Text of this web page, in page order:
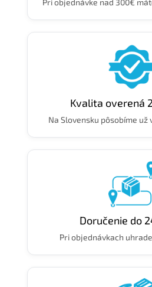
Pri objednávke nad 300€
Kvalita overená
Na Slovensku pôsobíme už
Doručenie do
Pri objednávkach